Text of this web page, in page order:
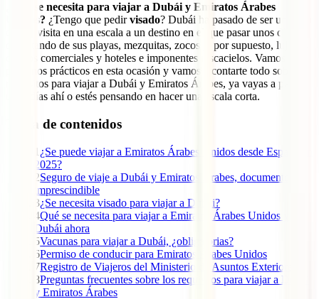
¿Qué se necesita para viajar a Dubái y Emiratos Árabes
Unidos? ¿Tengo que pedirvisado? Dubái ha pasado de ser un lugar
que se visita en una escala a un destino en el que pasar unos días
disfrutando de sus playas, mezquitas, zocos y, por supuesto, lujosos
centros comerciales y hoteles e imponentes rascacielos. Vamos a
ponernos prácticos en esta ocasión y vamos a contarte todo sobre
requisitos para viajar a Dubái y Emiratos Árabes, ya vayas a pasar
unos días ahí o estés pensando en hacer una escala corta.
Tabla de contenidos
¿Se puede viajar a Emiratos Árabes Unidos desde España en
2025?
2Seguro de viaje a Dubái y Emiratos Árabes, documento
imprescindible
3¿Se necesita visado para viajar a Dubái?
4Qué se necesita para viajar a Emiratos Árabes Unidos y
Dubái ahora
5Vacunas para viajar a Dubái, ¿obligatorias?
6Permiso de conducir para Emiratos Árabes Unidos
7Registro de Viajeros del Ministerio de Asuntos Exteriores
8Preguntas frecuentes sobre los requisitos para viajar a Dubái
y Emiratos Árabes